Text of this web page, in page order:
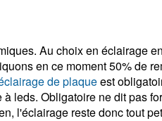
Au choix en éclairage
en ce moment 50% de
de plaqueest
leds. Obligatoire ne dit pas
l'éclairage reste donc tout